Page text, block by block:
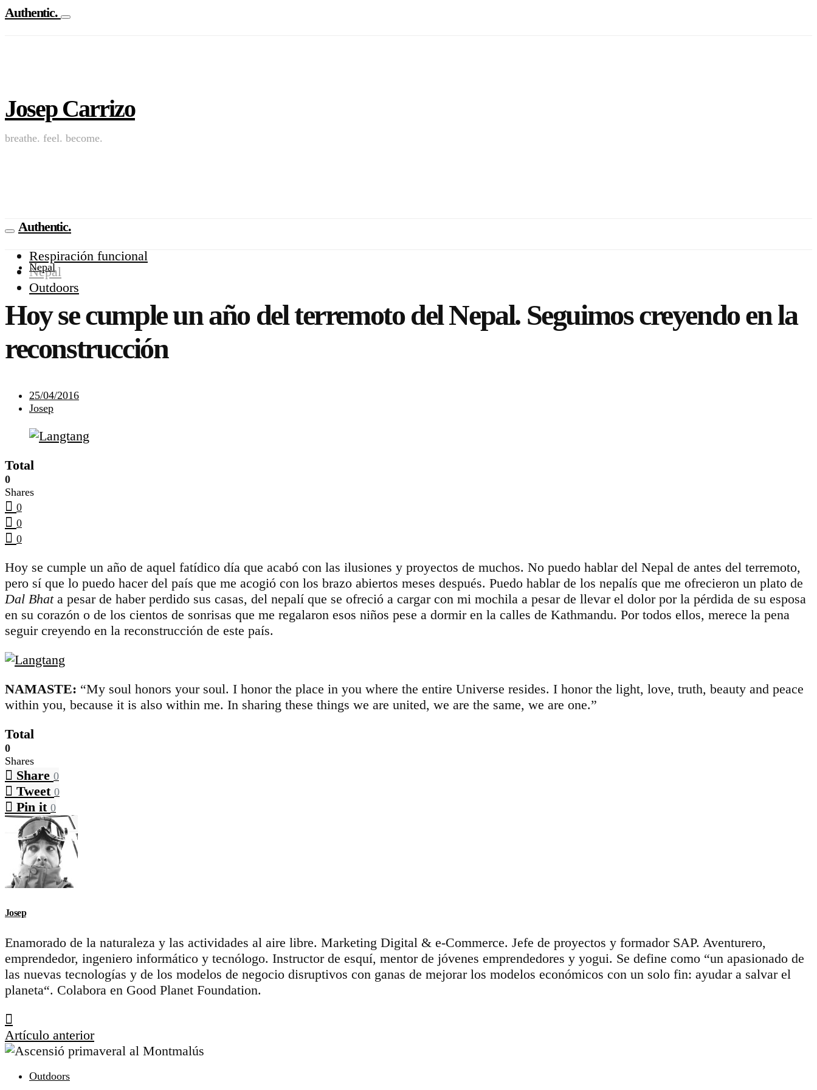
Authentic.
Josep Carrizo
breathe. feel. become.
Authentic.
Respiración funcional
Nepal
Outdoors
Nepal
Hoy se cumple un año del terremoto del Nepal. Seguimos creyendo en la
reconstrucción
25/04/2016
Josep
Total
0
Shares
0
0
0
Hoy se cumple un año de aquel fatídico día que acabó con las ilusiones y proyectos de muchos. No puedo hablar del ‪Nepal‬ de antes del terremoto,
pero sí que lo puedo hacer del país que me acogió con los brazo abiertos meses después. Puedo hablar de los nepalís que me ofrecieron un plato de
Dal Bhata pesar de haber perdido sus casas, del nepalí que se ofreció a cargar con mi mochila a pesar de llevar el dolor por la pérdida de su esposa
en su corazón o de los cientos de sonrisas que me regalaron esos niños pese a dormir en la calles de Kathmandu. Por todos ellos, merece la pena
seguir creyendo en la reconstrucción de este país.
NAMASTE: “My soul honors your soul. I honor the place in you where the entire Universe resides. I honor the light, love, truth, beauty and peace
within you, because it is also within me. In sharing these things we are united, we are the same, we are one.”
Total
0
Shares
Share 0
Tweet 0
Pin it 0
Josep
Enamorado de la naturaleza y las actividades al aire libre. Marketing Digital & e-Commerce. Jefe de proyectos y formador SAP. Aventurero,
emprendedor, ingeniero informático y tecnólogo. Instructor de esquí, mentor de jóvenes emprendedores y yogui. Se define como “un apasionado de
las nuevas tecnologías y de los modelos de negocio disruptivos con ganas de mejorar los modelos económicos con un solo fin: ayudar a salvar el
planeta“. Colabora en Good Planet Foundation.
Artículo anterior
Outdoors